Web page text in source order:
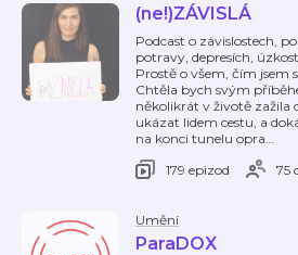
(ne!)ZÁVISLÁ
Podcast o závislostech,
potravy, depresích,
Prostě o všem, čím jsem
Chtěla bych svým
několikrát v životě zažila
ukázat lidem cestu, a
na konci tunelu opra…
179 epizod
75
Umění
ParaDOX